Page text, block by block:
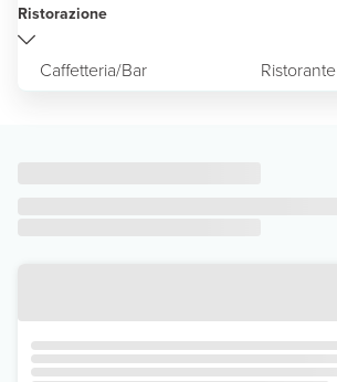
Ristorazione
Caffetteria/Bar Ristorante